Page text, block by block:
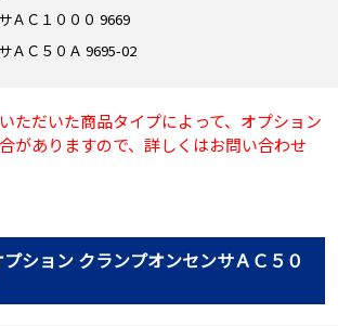
ＡＣ１０００ 9669
ＡＣ５０Ａ 9695-02
ただいた商品タイプによって、オプション
がありますので、詳しくはお問い合わせ
ション クランプオンセンサＡＣ５０